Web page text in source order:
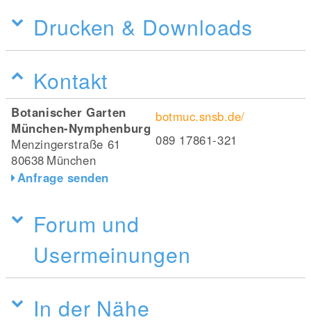
Drucken & Downloads
Kontakt
Botanischer Garten
München-Nymphenburg
Menzingerstraße 61
80638 München
Anfrage senden
botmuc.snsb.de/
089 17861-321
Forum und
Usermeinungen
In der Nähe